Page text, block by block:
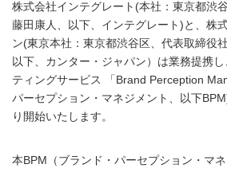
株式会社インテグレート(本社：東京都渋
藤田康人、以下、インテグレート)と、株
ン(東京本社：東京都渋谷区、代表取締役
以下、カンター・ジャパン）は業務提携
ティングサービス 「Brand Perception
パーセプション・マネジメント、以下
り開始いたします。
本BPM（ブランド・パーセプション・マ